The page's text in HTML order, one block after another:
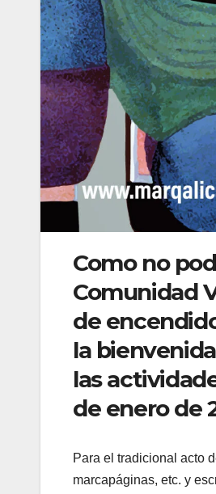
Como no
Comunidad
de
la
las
de enero de
Para el tradicional acto
marcapáginas, etc. y